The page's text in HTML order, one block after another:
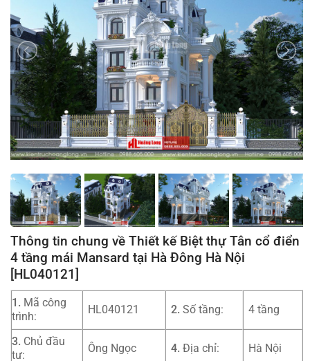
Thông tin chung về Thiết kế Biệt thự Tân cổ điển
4 tầng mái Mansard tại Hà Đông Hà Nội
[HL040121]
1. Mã công
trình:
HL040121 2. Số tầng: 4 tầng
3. Chủ đầu
tư:
Ông Ngọc 4. Địa chỉ: Hà Nội